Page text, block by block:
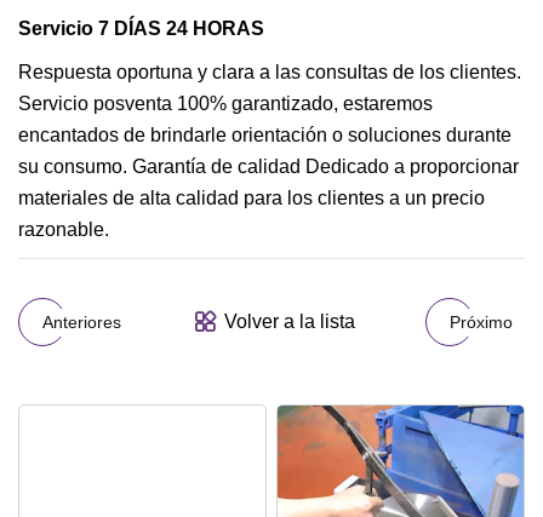
Servicio 7 DÍAS 24 HORAS
Respuesta oportuna y clara a las consultas de los clientes.
Servicio posventa 100% garantizado, estaremos
encantados de brindarle orientación o soluciones durante
su consumo. Garantía de calidad Dedicado a proporcionar
materiales de alta calidad para los clientes a un precio
razonable.
Anteriores Volver a la lista Próximo